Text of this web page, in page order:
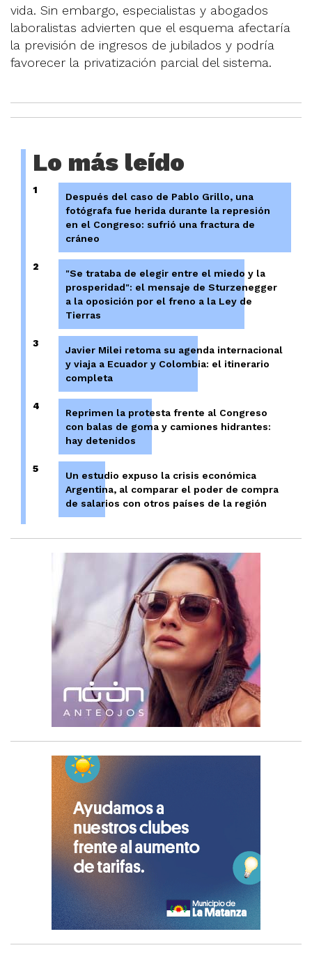
vida. Sin embargo, especialistas y abogados
laboralistas advierten que el esquema afectaría
la previsión de ingresos de jubilados y podría
favorecer la privatización parcial del sistema.
Lo más leído
1
Después del caso de Pablo Grillo, una
fotógrafa fue herida durante la represión
en el Congreso: sufrió una fractura de
cráneo
2
"Se trataba de elegir entre el miedo y la
prosperidad": el mensaje de Sturzenegger
a la oposición por el freno a la Ley de
Tierras
3
Javier Milei retoma su agenda internacional
y viaja a Ecuador y Colombia: el itinerario
completa
4
Reprimen la protesta frente al Congreso
con balas de goma y camiones hidrantes:
hay detenidos
5
Un estudio expuso la crisis económica
Argentina, al comparar el poder de compra
de salarios con otros países de la región